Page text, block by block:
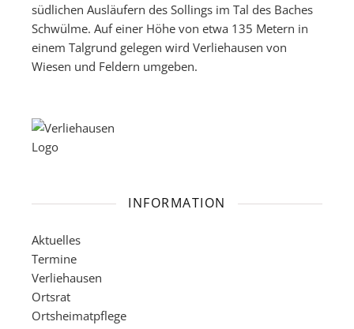
südlichen Ausläufern des Sollings im Tal des Baches
Schwülme. Auf einer Höhe von etwa 135 Metern in
einem Talgrund gelegen wird Verliehausen von
Wiesen und Feldern umgeben.
INFORMATION
Aktuelles
Termine
Verliehausen
Ortsrat
Ortsheimatpflege